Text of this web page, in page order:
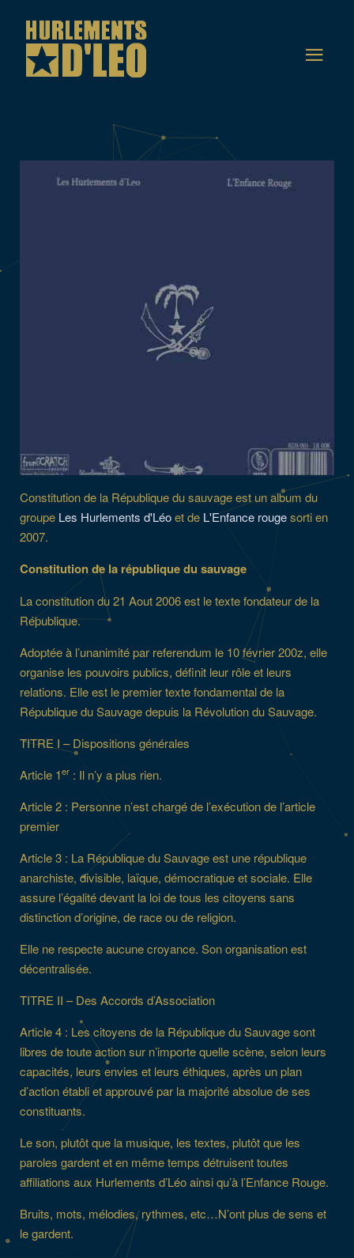
Constitution de la République du sauvage est un album du
groupe Les Hurlements d'Léoet de L'Enfance rougesorti en
2007.
Constitution de la république du sauvage
La constitution du 21 Aout 2006 est le texte fondateur de la
République.
Adoptée à l’unanimité par referendum le 10 février 200z, elle
organise les pouvoirs publics, définit leur rôle et leurs
relations. Elle est le premier texte fondamental de la
République du Sauvage depuis la Révolution du Sauvage.
TITRE I – Dispositions générales
Article 1er : Il n’y a plus rien.
Article 2 : Personne n’est chargé de l’exécution de l’article
premier
Article 3 : La République du Sauvage est une république
anarchiste, divisible, laïque, démocratique et sociale. Elle
assure l’égalité devant la loi de tous les citoyens sans
distinction d’origine, de race ou de religion.
Elle ne respecte aucune croyance. Son organisation est
décentralisée.
TITRE II – Des Accords d’Association
Article 4 : Les citoyens de la République du Sauvage sont
libres de toute action sur n’importe quelle scène, selon leurs
capacités, leurs envies et leurs éthiques, après un plan
d’action établi et approuvé par la majorité absolue de ses
constituants.
Le son, plutôt que la musique, les textes, plutôt que les
paroles gardent et en même temps détruisent toutes
affiliations aux Hurlements d’Léo ainsi qu’à l’Enfance Rouge.
Bruits, mots, mélodies, rythmes, etc…N’ont plus de sens et
le gardent.